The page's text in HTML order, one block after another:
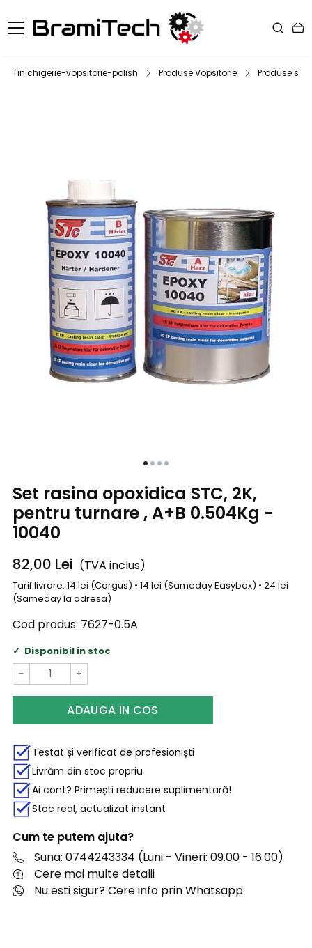
Tinichigerie-vopsitorie-polish Produse Vopsitorie Produse
Set rasina opoxidica STC, 2K,
pentru turnare , A+B 0.504Kg -
10040
82,00 Lei (TVA inclus)
Tarif livrare: 14 lei (Cargus) • 14 lei (Sameday Easybox) • 24 lei
(Sameday la adresa)
Cod produs: 7627-0.5A
Disponibil in stoc
− +
ADAUGA IN COS
Testat și verificat de profesioniști
Livrăm din stoc propriu
Ai cont? Primești reducere suplimentară!
Stoc real, actualizat instant
Cum te putem ajuta?
Suna: 0744243334 (Luni - Vineri: 09.00 - 16.00)
Cere mai multe detalii
Nu esti sigur? Cere info prin Whatsapp